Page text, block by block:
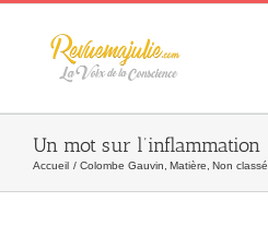
Skip
Un mot sur l’inflammation
Accueil Colombe Gauvin Matière Non classé